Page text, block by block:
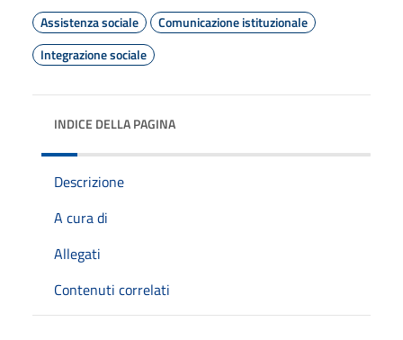
Assistenza sociale
Comunicazione istituzionale
Integrazione sociale
INDICE DELLA PAGINA
Descrizione
A cura di
Allegati
Contenuti correlati